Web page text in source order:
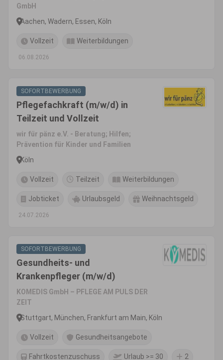
(m/w/d)
GmbH
Aachen, Wadern, Essen, Köln
Vollzeit Weiterbildungen
06.08.2026
SOFORTBEWERBUNG
Pflegefachkraft (m/w/d) in
Teilzeit und Vollzeit
wir für pänz e.V. - Beratung; Hilfen;
Prävention für Kinder und Familien
Köln
Vollzeit Teilzeit Weiterbildungen
Jobticket Urlaubsgeld Weihnachtsgeld
24.07.2026
SOFORTBEWERBUNG
Gesundheits- und
Krankenpfleger (m/w/d)
KOMEDIS GmbH – PFLEGE AM PULS DER
ZEIT
Stuttgart, München, Frankfurt am Main, Köln
Vollzeit Gesundheitsangebote
Fahrtkostenzuschuss Urlaub >= 30 2